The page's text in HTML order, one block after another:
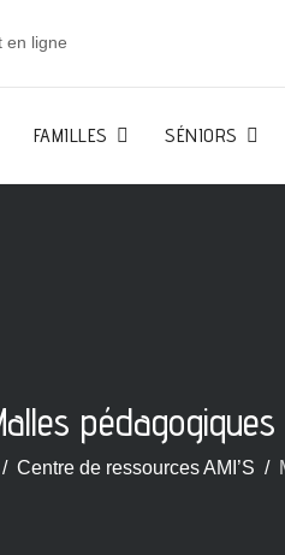
en ligne
FAMILLES SÉNIORS
pédagogiques
Centre de ressources AMI’S